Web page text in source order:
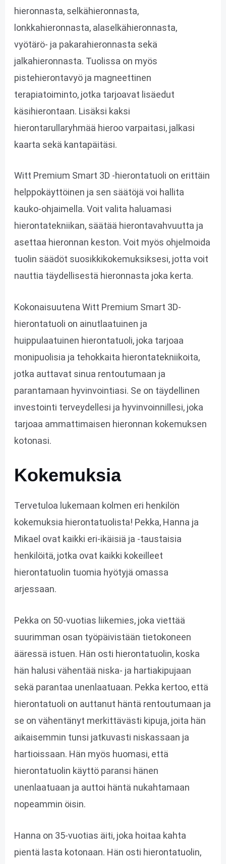
hieronnasta, selkähieronnasta,
lonkkahieronnasta, alaselkähieronnasta,
vyötärö- ja pakarahieronnasta sekä
jalkahieronnasta. Tuolissa on myös
pistehierontavyö ja magneettinen
terapiatoiminto, jotka tarjoavat lisäedut
käsihierontaan. Lisäksi kaksi
hierontarullaryhmää hieroo varpaitasi, jalkasi
kaarta sekä kantapäitäsi.
Witt Premium Smart 3D -hierontatuoli on erittäin
helppokäyttöinen ja sen säätöjä voi hallita
kauko-ohjaimella. Voit valita haluamasi
hierontatekniikan, säätää hierontavahvuutta ja
asettaa hieronnan keston. Voit myös ohjelmoida
tuolin säädöt suosikkikokemuksiksesi, jotta voit
nauttia täydellisestä hieronnasta joka kerta.
Kokonaisuutena Witt Premium Smart 3D-
hierontatuoli on ainutlaatuinen ja
huippulaatuinen hierontatuoli, joka tarjoaa
monipuolisia ja tehokkaita hierontatekniikoita,
jotka auttavat sinua rentoutumaan ja
parantamaan hyvinvointiasi. Se on täydellinen
investointi terveydellesi ja hyvinvoinnillesi, joka
tarjoaa ammattimaisen hieronnan kokemuksen
kotonasi.
Kokemuksia
Tervetuloa lukemaan kolmen eri henkilön
kokemuksia hierontatuolista! Pekka, Hanna ja
Mikael ovat kaikki eri-ikäisiä ja -taustaisia
henkilöitä, jotka ovat kaikki kokeilleet
hierontatuolin tuomia hyötyjä omassa
arjessaan.
Pekka on 50-vuotias liikemies, joka viettää
suurimman osan työpäivistään tietokoneen
ääressä istuen. Hän osti hierontatuolin, koska
hän halusi vähentää niska- ja hartiakipujaan
sekä parantaa unenlaatuaan. Pekka kertoo, että
hierontatuoli on auttanut häntä rentoutumaan ja
se on vähentänyt merkittävästi kipuja, joita hän
aikaisemmin tunsi jatkuvasti niskassaan ja
hartioissaan. Hän myös huomasi, että
hierontatuolin käyttö paransi hänen
unenlaatuaan ja auttoi häntä nukahtamaan
nopeammin öisin.
Hanna on 35-vuotias äiti, joka hoitaa kahta
pientä lasta kotonaan. Hän osti hierontatuolin,